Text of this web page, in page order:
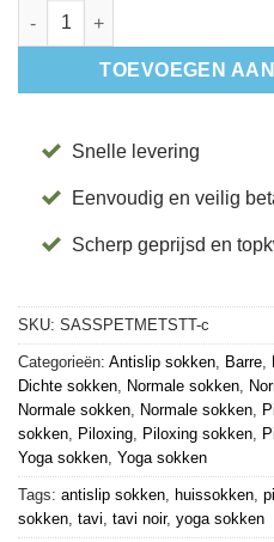
Antislip Sokken Savvyy Petal
TOEVOEGEN
Snelle levering
Eenvoudig en veilig
Scherp geprijsd en
SKU: SASSPETMETSTT-c
Categorieën: Antislip sokken Barre
Dichte sokken
Normale sokken
Normale sokken
Normale sokken
sokken
Piloxing Piloxing sokken
Yoga sokken Yoga sokken
Tags: antislip sokken huissokken
sokken tavi tavi noir, yoga sokken